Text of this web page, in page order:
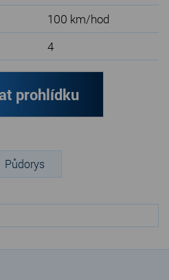
100 km/hod
4
prohlídku
Půdorys